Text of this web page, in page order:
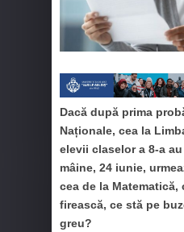
Dacă după prima
Naționale, cea la
elevii claselor a 8‑a
mâine, 24 iunie,
cea de la Matematică,
firească, ce stă pe
greu?